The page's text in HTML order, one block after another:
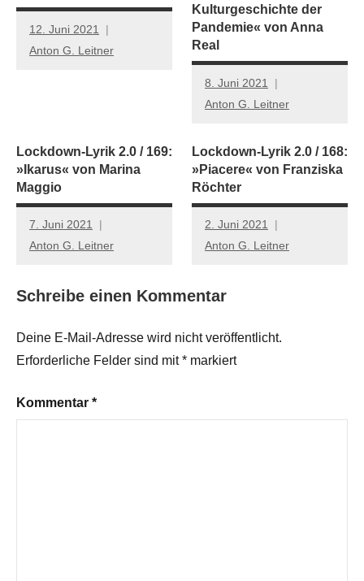
12. Juni 2021
Anton G. Leitner
Kulturgeschichte der
Pandemie« von Anna
Real
8. Juni 2021
Anton G. Leitner
Lockdown-Lyrik 2.0 / 169:
»Ikarus« von Marina
Maggio
7. Juni 2021
Anton G. Leitner
Lockdown-Lyrik 2.0 / 168:
»Piacere« von Franziska
Röchter
2. Juni 2021
Anton G. Leitner
Schreibe einen Kommentar
Deine E-Mail-Adresse wird nicht veröffentlicht.
Erforderliche Felder sind mit* markiert
Kommentar *